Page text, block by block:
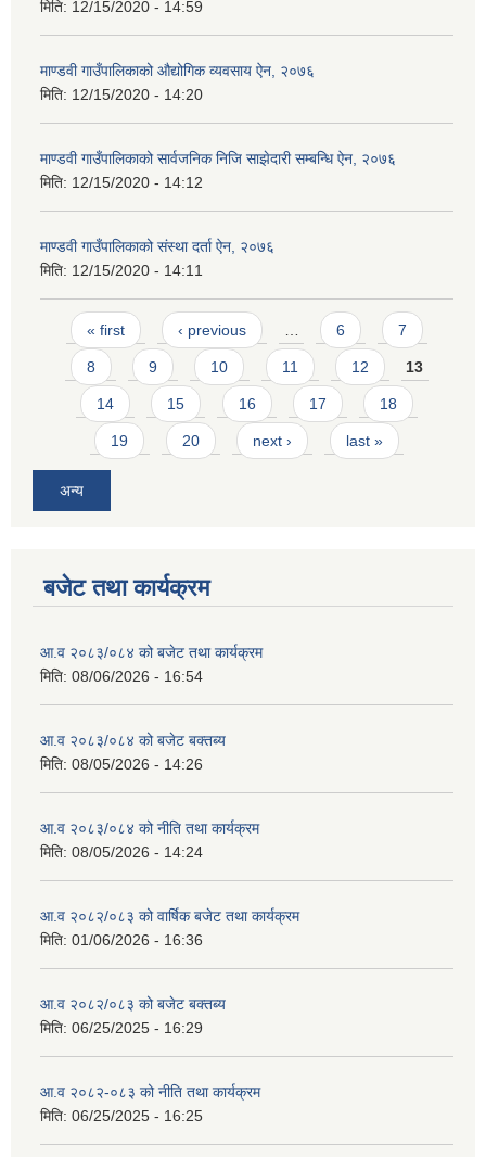
मिति: 12/15/2020 - 14:59
माण्डवी गाउँपालिकाको औद्योगिक व्यवसाय ऐन, २०७६
मिति: 12/15/2020 - 14:20
माण्डवी गाउँपालिकाको सार्वजनिक निजि साझेदारी सम्बन्धि ऐन, २०७६
मिति: 12/15/2020 - 14:12
माण्डवी गाउँपालिकाको संस्था दर्ता ऐन, २०७६
मिति: 12/15/2020 - 14:11
Pages
« first ‹ previous 6 7
8 9 10 11 12 13
14 15 16 17 18
19 20 next › last »
अन्य
बजेट तथा कार्यक्रम
आ.व २०८३/०८४ को बजेट तथा कार्यक्रम
मिति: 08/06/2026 - 16:54
आ.व २०८३/०८४ को बजेट बक्तब्य
मिति: 08/05/2026 - 14:26
आ.व २०८३/०८४ को नीति तथा कार्यक्रम
मिति: 08/05/2026 - 14:24
आ.व २०८२/०८३ को वार्षिक बजेट तथा कार्यक्रम
मिति: 01/06/2026 - 16:36
आ.व २०८२/०८३ को बजेट बक्तब्य
मिति: 06/25/2025 - 16:29
आ.व २०८२-०८३ को नीति तथा कार्यक्रम
मिति: 06/25/2025 - 16:25